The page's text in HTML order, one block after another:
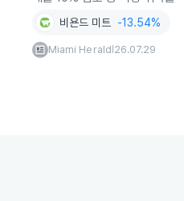
비욘드 미트 -13.54%
Miami Herald 26.07.29